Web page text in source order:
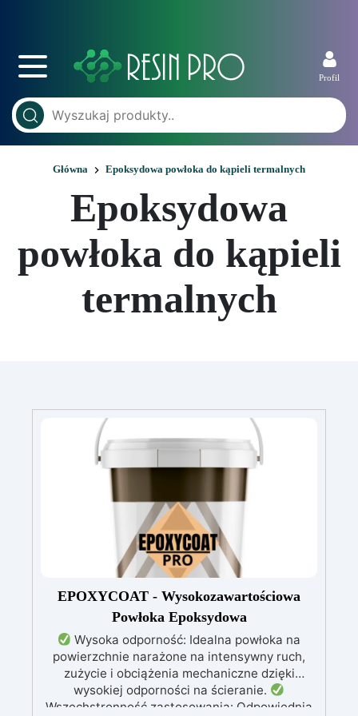
Profil
Główna Epoksydowa powłoka do kąpieli termalnych
Epoksydowa
powłoka do kąpieli
termalnych
EPOXYCOAT - Wysokozawartościowa
Powłoka Epoksydowa
Wysoka odporność: Idealna powłoka na
powierzchnie narażone na intensywny ruch,
zużycie i obciążenia mechaniczne dzięki
wysokiej odporności na ścieranie.
Wszechstronność zastosowania: Odpowiednia